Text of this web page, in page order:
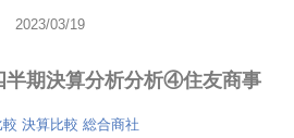
2023/03/19
半期決算分析分析④住友商事
決算比較 総合商社